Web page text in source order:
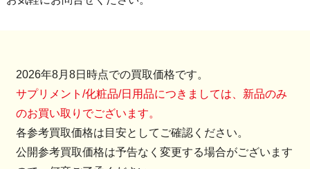
2026年8月8日時点での買取価格です。
サプリメント/化粧品/日用品につきましては、新品のみ
のお買い取りでございます。
各参考買取価格は目安としてご確認ください。
公開参考買取価格は予告なく変更する場合がございます